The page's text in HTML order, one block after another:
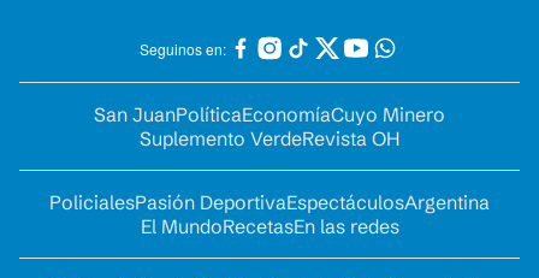
Seguinos en:
San JuanPolíticaEconomíaCuyo Minero
Suplemento VerdeRevista OH
PolicialesPasión DeportivaEspectáculosArgentina
El MundoRecetasEn las redes